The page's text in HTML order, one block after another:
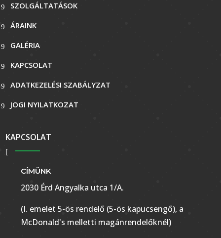
SZOLGÁLTATÁSOK
ÁRAINK
GALÉRIA
KAPCSOLAT
ADATKEZELÉSI SZABÁLYZAT
JOGI NYILATKOZAT
KAPCSOLAT
CÍMÜNK
2030 Érd Angyalka utca 1/A.
(I. emelet 5-ös rendelő (5-ös kapucsengő), a
McDonald's melletti magánrendelőknél)